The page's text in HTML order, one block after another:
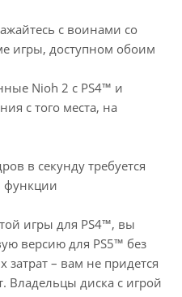
с воинами со
игры, доступном обоим
Nioh 2 с PS4™ и
с того места, на
в секунду требуется
функции
игры для PS4™, вы
версию для PS5™ без
– вам не придется
Владельцы диска с игрой